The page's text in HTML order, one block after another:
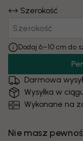
Szerokość
Dodaj 6–10 cm do
Darmowa
Wysyłka w
Wykonane na
Nie masz